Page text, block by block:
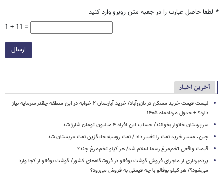
* لطفا حاصل عبارت را در جعبه متن روبرو وارد کنید
1 + 11 =
ارسال
آخرین اخبار
لیست قیمت خرید مسکن در نازی‌آباد/ خرید آپارتمان ۲ خوابه در این منطقه چقدر سرمایه نیاز
دارد؟ + جدول مردادماه ۱۴۰۵
سرپرستان خانوار بخوانند/ حساب این افراد ۴ میلیون تومان شارژ شد
چین، مسیر خرید نفت را تغییر داد / نفت روسیه جایگزین نفت عربستان شد
قیمت واقعی تخم‌مرغ رسما اعلام شد/ هر کیلو تخم‌مرغ چند؟
پرده‌برداری از ماجرای فروش گوشت بوفالو در فروشگاه‌های کشور/ گوشت بوفالو از کجا وارد
می‌شود؟/ هر کیلو بوفالو با چه قیمتی به فروش می‌رود؟